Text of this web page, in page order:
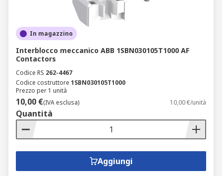
In magazzino
Interblocco meccanico ABB 1SBN030105T1000 AF
Contactors
Codice RS 262-4467
Codice costruttore 1SBN030105T1000
Prezzo per 1 unità
10,00 €(IVA esclusa) 10,00 €/unità
Quantità
Aggiungi